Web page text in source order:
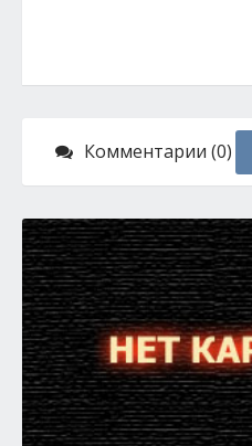
Комментарии (0)